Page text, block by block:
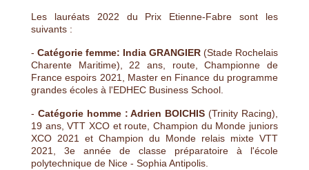
Les lauréats 2022 du Prix Etienne-Fabre sont les
suivants :
- Catégorie femme: India GRANGIER (Stade Rochelais
Charente Maritime), 22 ans, route, Championne de
France espoirs 2021, Master en Finance du programme
grandes écoles à l'EDHEC Business School.
- Catégorie homme : Adrien BOICHIS (Trinity Racing),
19 ans, VTT XCO et route, Champion du Monde juniors
XCO 2021 et Champion du Monde relais mixte VTT
2021, 3e année de classe préparatoire à l'école
polytechnique de Nice - Sophia Antipolis.